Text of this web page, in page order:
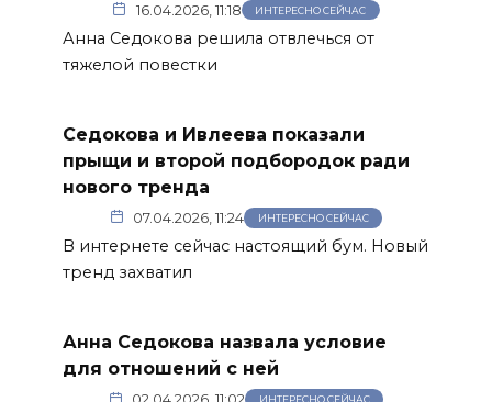
16.04.2026, 11:18 ИНТЕРЕСНО СЕЙЧАС
Анна Седокова решила отвлечься от
тяжелой повестки
Седокова и Ивлеева показали
прыщи и второй подбородок ради
нового тренда
07.04.2026, 11:24 ИНТЕРЕСНО СЕЙЧАС
В интернете сейчас настоящий бум. Новый
тренд захватил
Анна Седокова назвала условие
для отношений с ней
ИНТЕРЕСНО СЕЙЧАС